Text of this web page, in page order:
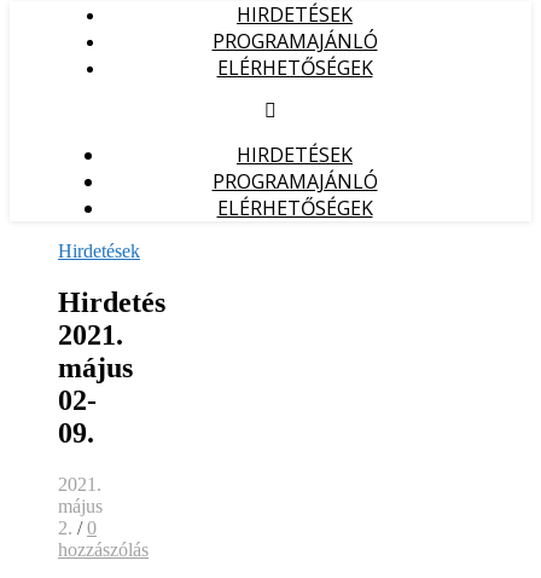
HIRDETÉSEK
PROGRAMAJÁNLÓ
ELÉRHETŐSÉGEK
HIRDETÉSEK
PROGRAMAJÁNLÓ
ELÉRHETŐSÉGEK
Hirdetések
Hirdetés
2021.
május
02-
09.
2021.
május
2. / 0
hozzászólás